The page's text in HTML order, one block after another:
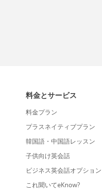
料金とサービス
料金プラン
プラスネイティブプラン
韓国語・中国語レッスン
子供向け英会話
ビジネス英会話オプション
これ聞いてeKnow?